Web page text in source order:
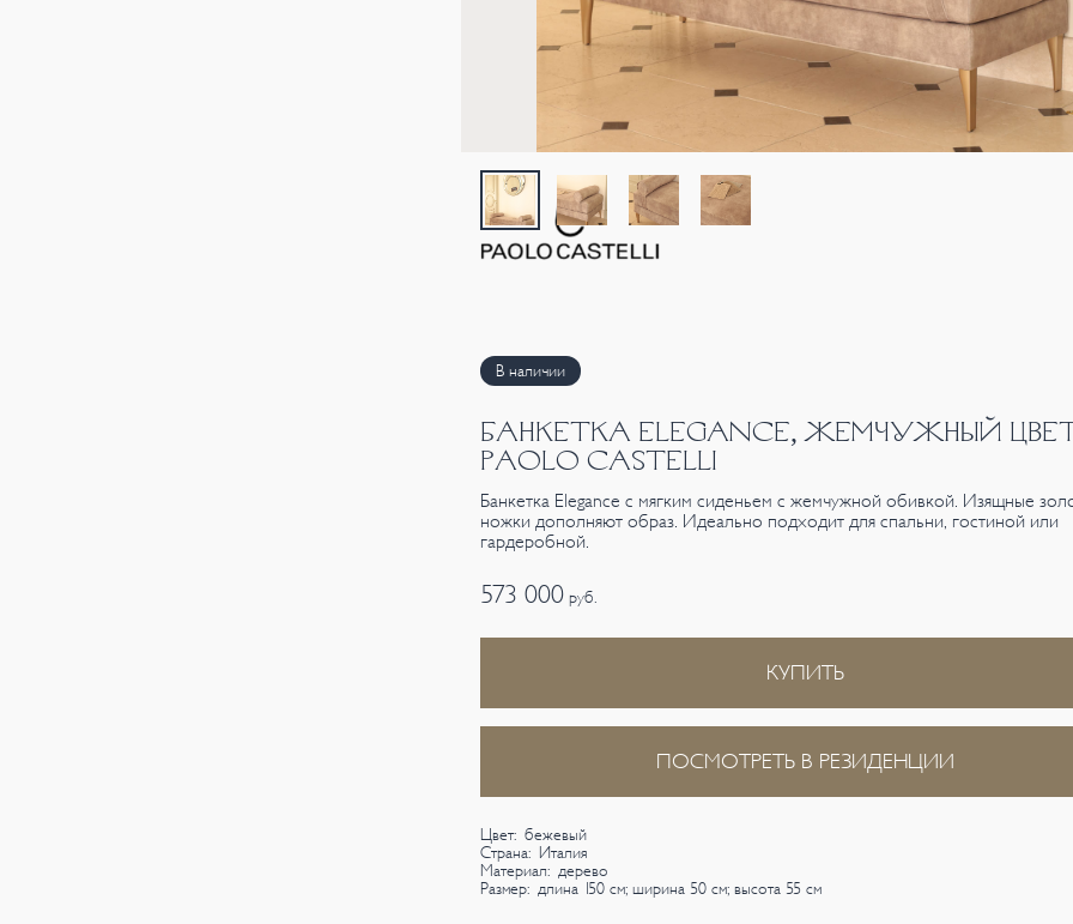
В наличии
БАНКЕТКА ELEGANCE, ЖЕМЧУЖНЫЙ
PAOLO CASTELLI
Банкетка Elegance с мягким сиденьем с жемчужной обивкой. Изящные
ножки дополняют образ. Идеально подходит для спальни, гостиной или
гардеробной.
573 000руб.
КУПИТЬ
ПОСМОТРЕТЬ В РЕЗИДЕНЦИИ
Цвет: бежевый
Страна: Италия
Материал: дерево
Размер: длина 150 см; ширина 50 см; высота 55 см